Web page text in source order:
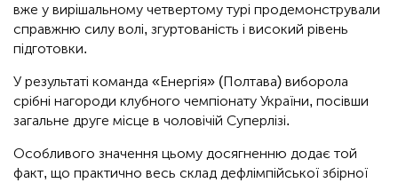
вже у вирішальному четвертому турі продемонстрували
справжню силу волі, згуртованість і високий рівень
підготовки.
У результаті команда «Енергія» (Полтава) виборола
срібні нагороди клубного чемпіонату України, посівши
загальне друге місце в чоловічій Суперлізі.
Особливого значення цьому досягненню додає той
факт, що практично весь склад дефлімпійської збірної